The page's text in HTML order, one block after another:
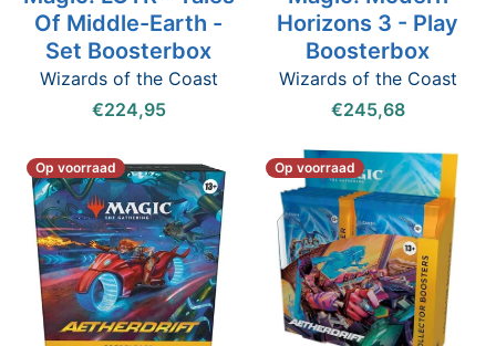
Of Middle-Earth -
Set Boosterbox
Wizards of the Coast
€224,95
Horizons 3 - Play
Boosterbox
Wizards of the Coast
€245,68
Op voorraad Op voorraad